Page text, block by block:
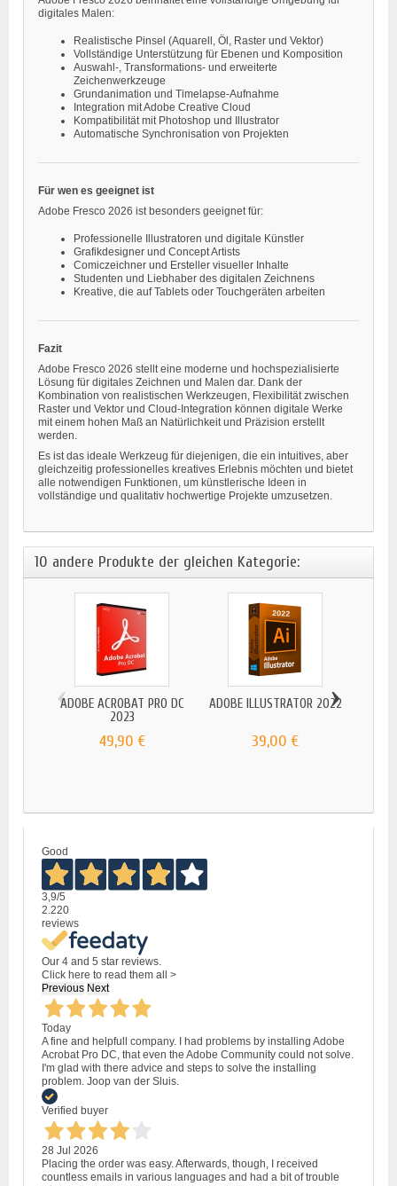
digitales Malen:
Realistische Pinsel (Aquarell, Öl, Raster und Vektor)
Vollständige Unterstützung für Ebenen und Komposition
Auswahl-, Transformations- und erweiterte
Zeichenwerkzeuge
Grundanimation und Timelapse-Aufnahme
Integration mit Adobe Creative Cloud
Kompatibilität mit Photoshop und Illustrator
Automatische Synchronisation von Projekten
Für wen es geeignet ist
Adobe Fresco 2026 ist besonders geeignet für:
Professionelle Illustratoren und digitale Künstler
Grafikdesigner und Concept Artists
Comiczeichner und Ersteller visueller Inhalte
Studenten und Liebhaber des digitalen Zeichnens
Kreative, die auf Tablets oder Touchgeräten arbeiten
Fazit
Adobe Fresco 2026 stellt eine moderne und hochspezialisierte
Lösung für digitales Zeichnen und Malen dar. Dank der
Kombination von realistischen Werkzeugen, Flexibilität zwischen
Raster und Vektor und Cloud-Integration können digitale Werke
mit einem hohen Maß an Natürlichkeit und Präzision erstellt
werden.
Es ist das ideale Werkzeug für diejenigen, die ein intuitives, aber
gleichzeitig professionelles kreatives Erlebnis möchten und bietet
alle notwendigen Funktionen, um künstlerische Ideen in
vollständige und qualitativ hochwertige Projekte umzusetzen.
10 andere Produkte der gleichen Kategorie:
ADOBE ACROBAT PRO DC
2023
49,90 €
ADOBE ILLUSTRATOR 2022
39,00 €
‹ ›
Good
3,9/5
2.220
reviews
Our 4 and 5 star reviews.
Click here to read them all >
Previous Next
Today
A fine and helpfull company. I had problems by installing Adobe
Acrobat Pro DC, that even the Adobe Community could not solve.
I'm glad with there advice and steps to solve the installing
problem. Joop van der Sluis.
Verified buyer
28 Jul 2026
Placing the order was easy. Afterwards, though, I received
countless emails in various languages and had a bit of trouble